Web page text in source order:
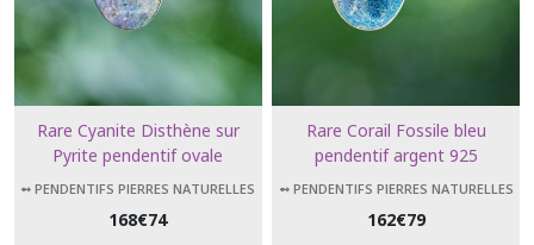
Rare Cyanite Disthène sur
Pyrite pendentif ovale
➻ PENDENTIFS PIERRES NATURELLES
168€74
Rare Corail Fossile bleu
pendentif argent 925
d'Indonésie
➻ PENDENTIFS PIERRES NATURELLES
162€79